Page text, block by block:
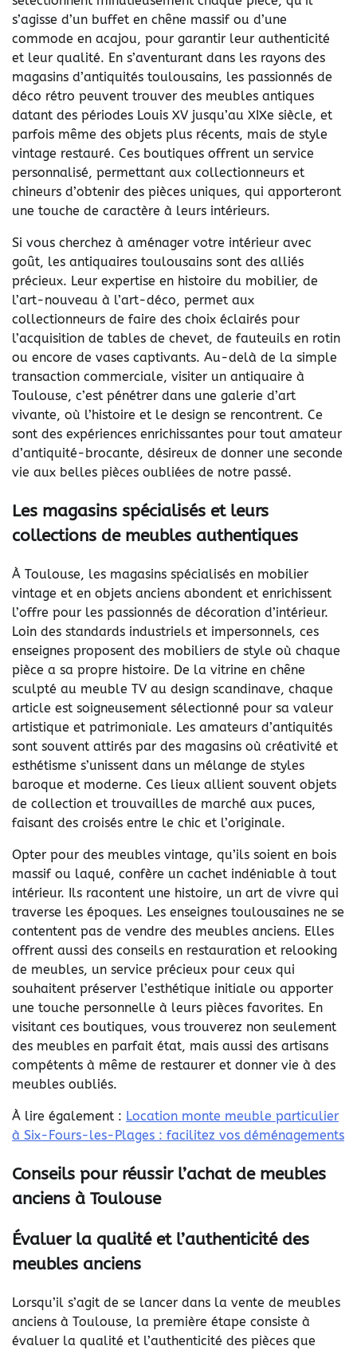
s’agisse d’un buffet en chêne massif ou d’une
commode en acajou, pour garantir leur authenticité
et leur qualité. En s’aventurant dans les rayons des
magasins d’antiquités toulousains, les passionnés de
déco rétro peuvent trouver des meubles antiques
datant des périodes Louis XV jusqu’au XIXe siècle, et
parfois même des objets plus récents, mais de style
vintage restauré. Ces boutiques offrent un service
personnalisé, permettant aux collectionneurs et
chineurs d’obtenir des pièces uniques, qui apporteront
une touche de caractère à leurs intérieurs.
Si vous cherchez à aménager votre intérieur avec
goût, les antiquaires toulousains sont des alliés
précieux. Leur expertise en histoire du mobilier, de
l’art-nouveau à l’art-déco, permet aux
collectionneurs de faire des choix éclairés pour
l’acquisition de tables de chevet, de fauteuils en rotin
ou encore de vases captivants. Au-delà de la simple
transaction commerciale, visiter un antiquaire à
Toulouse, c’est pénétrer dans une galerie d’art
vivante, où l’histoire et le design se rencontrent. Ce
sont des expériences enrichissantes pour tout amateur
d’antiquité-brocante, désireux de donner une seconde
vie aux belles pièces oubliées de notre passé.
Les magasins spécialisés et leurs
collections de meubles authentiques
À Toulouse, les magasins spécialisés en mobilier
vintage et en objets anciens abondent et enrichissent
l’offre pour les passionnés de décoration d’intérieur.
Loin des standards industriels et impersonnels, ces
enseignes proposent des mobiliers de style où chaque
pièce a sa propre histoire. De la vitrine en chêne
sculpté au meuble TV au design scandinave, chaque
article est soigneusement sélectionné pour sa valeur
artistique et patrimoniale. Les amateurs d’antiquités
sont souvent attirés par des magasins où créativité et
esthétisme s’unissent dans un mélange de styles
baroque et moderne. Ces lieux allient souvent objets
de collection et trouvailles de marché aux puces,
faisant des croisés entre le chic et l’originale.
Opter pour des meubles vintage, qu’ils soient en bois
massif ou laqué, confère un cachet indéniable à tout
intérieur. Ils racontent une histoire, un art de vivre qui
traverse les époques. Les enseignes toulousaines ne se
contentent pas de vendre des meubles anciens. Elles
offrent aussi des conseils en restauration et relooking
de meubles, un service précieux pour ceux qui
souhaitent préserver l’esthétique initiale ou apporter
une touche personnelle à leurs pièces favorites. En
visitant ces boutiques, vous trouverez non seulement
des meubles en parfait état, mais aussi des artisans
compétents à même de restaurer et donner vie à des
meubles oubliés.
À lire également : Location monte meuble particulier
à Six-Fours-les-Plages : facilitez vos déménagements
Conseils pour réussir l’achat de meubles
anciens à Toulouse
Évaluer la qualité et l’authenticité des
meubles anciens
Lorsqu’il s’agit de se lancer dans la vente de meubles
anciens à Toulouse, la première étape consiste à
évaluer la qualité et l’authenticité des pièces que